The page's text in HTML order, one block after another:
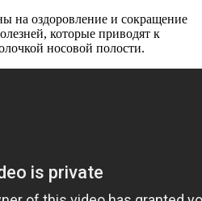
на оздоровление и сокращение
которые приводят к
носовой полости.